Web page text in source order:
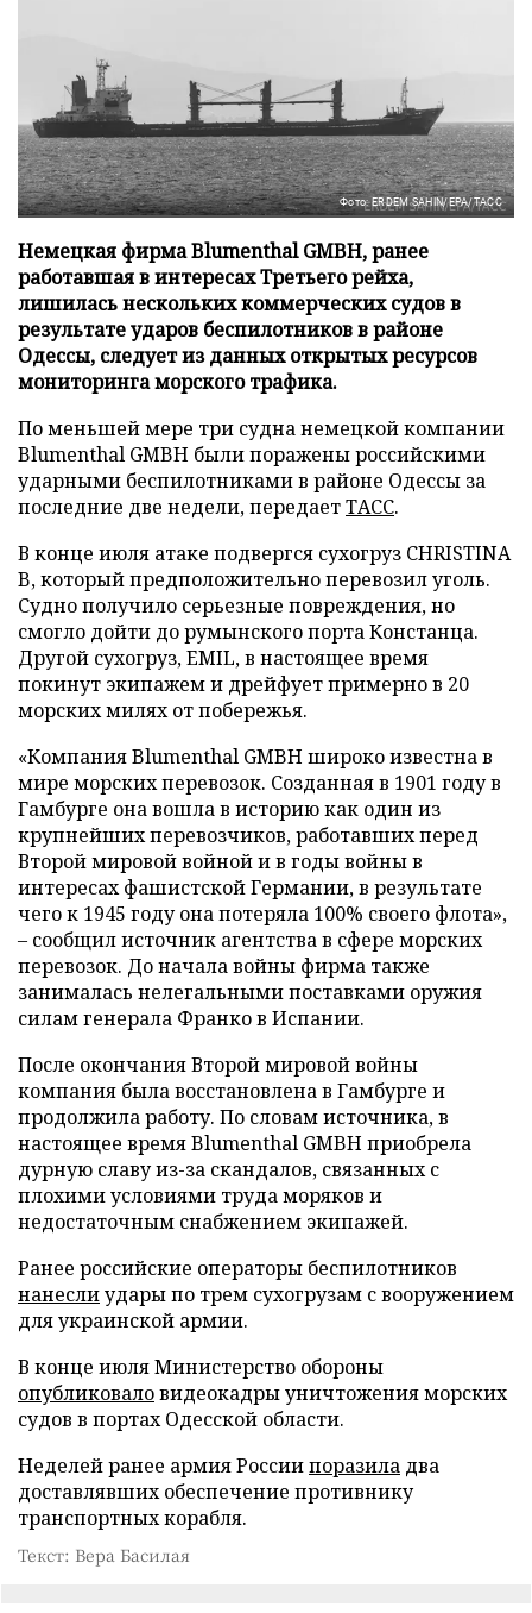
Фото: ERDEM SAHIN/EPA/ТАСС
Немецкая фирма Blumenthal GMBH, ранее
работавшая в интересах Третьего рейха,
лишилась нескольких коммерческих судов в
результате ударов беспилотников в районе
Одессы, следует из данных открытых ресурсов
мониторинга морского трафика.
По меньшей мере три судна немецкой компании
Blumenthal GMBH были поражены российскими
ударными беспилотниками в районе Одессы за
последние две недели, передаетТАСС.
В конце июля атаке подвергся сухогруз CHRISTINA
B, который предположительно перевозил уголь.
Судно получило серьезные повреждения, но
смогло дойти до румынского порта Констанца.
Другой сухогруз, EMIL, в настоящее время
покинут экипажем и дрейфует примерно в 20
морских милях от побережья.
«Компания Blumenthal GMBH широко известна в
мире морских перевозок. Созданная в 1901 году в
Гамбурге она вошла в историю как один из
крупнейших перевозчиков, работавших перед
Второй мировой войной и в годы войны в
интересах фашистской Германии, в результате
чего к 1945 году она потеряла 100% своего флота»,
– сообщил источник агентства в сфере морских
перевозок. До начала войны фирма также
занималась нелегальными поставками оружия
силам генерала Франко в Испании.
После окончания Второй мировой войны
компания была восстановлена в Гамбурге и
продолжила работу. По словам источника, в
настоящее время Blumenthal GMBH приобрела
дурную славу из-за скандалов, связанных с
плохими условиями труда моряков и
недостаточным снабжением экипажей.
Ранее российские операторы беспилотников
нанеслиудары по трем сухогрузам с вооружением
для украинской армии.
В конце июля Министерство обороны
опубликоваловидеокадры уничтожения морских
судов в портах Одесской области.
Неделей ранее армия Россиипоразила два
доставлявших обеспечение противнику
транспортных корабля.
Текст: Вера Басилая